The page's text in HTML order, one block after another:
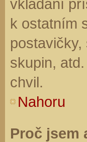
vkládání
k ostatním
skupin,
chvil.
Nahoru
Proč jsem